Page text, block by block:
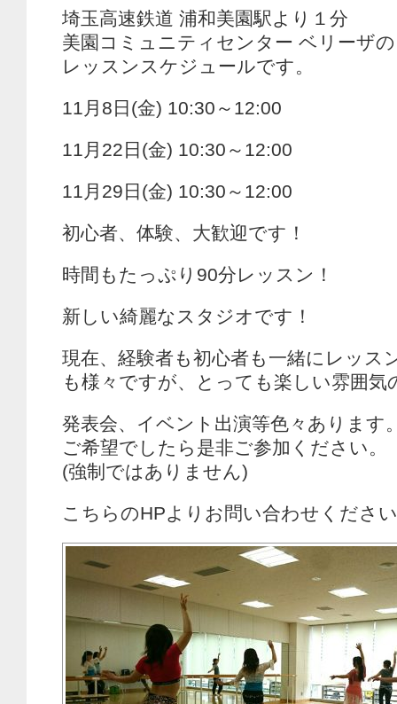
埼玉高速鉄道 浦和美園駅より１分
美園コミュニティセンター ベリーザの
レッスンスケジュールです。
11月8日(金) 10:30～12:00
11月22日(金) 10:30～12:00
11月29日(金) 10:30～12:00
初心者、体験、大歓迎です！
時間もたっぷり90分レッスン！
新しい綺麗なスタジオです！
現在、経験者も初心者も一緒にレッス
も様々ですが、とっても楽しい雰囲気
発表会、イベント出演等色々あります
ご希望でしたら是非ご参加ください。
(強制ではありません)
こちらのHPよりお問い合わせくださ